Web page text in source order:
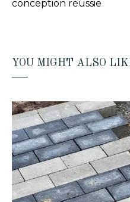
conception réussie
YOU MIGHT ALSO